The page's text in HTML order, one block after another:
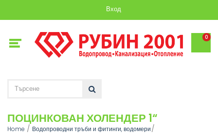
Вход
0
ПОЦИНКОВАН ХОЛЕНДЕР 1“
Home
Водопроводни тръби и фитинги, водомери